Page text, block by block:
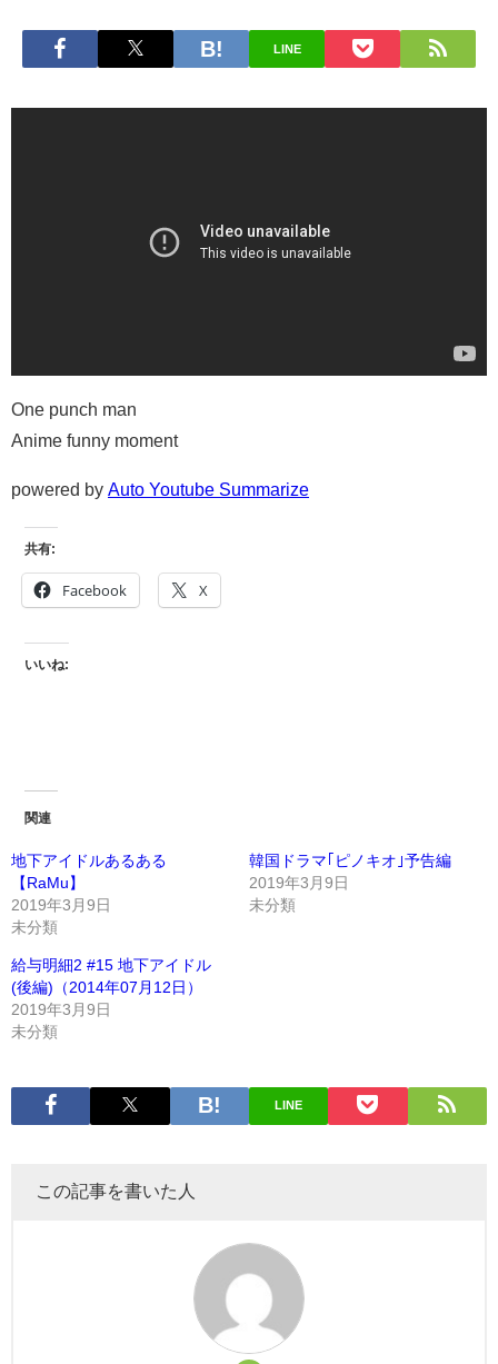
LINE
One punch man
Anime funny moment
powered by Auto Youtube Summarize
共有:
Facebook X
いいね:
関連
地下アイドルあるある
【RaMu】
2019年3月9日
未分類
韓国ドラマ｢ピノキオ｣予告編
2019年3月9日
未分類
給与明細2 #15 地下アイドル
(後編)（2014年07月12日）
2019年3月9日
未分類
LINE
この記事を書いた人